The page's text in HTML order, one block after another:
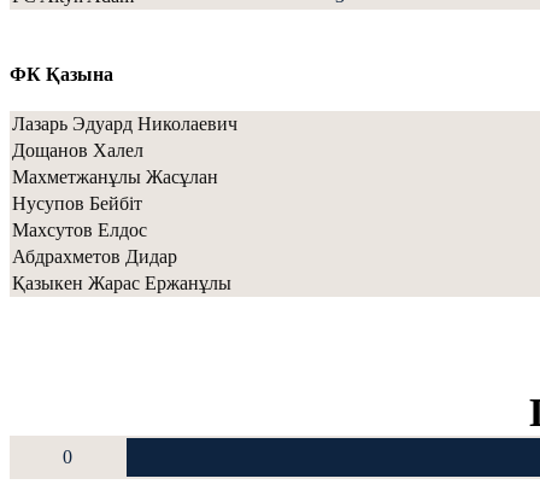
ФК Қазына
Лазарь Эдуард Николаевич
Дощанов Халел
Махметжанұлы Жасұлан
Нусупов Бейбіт
Махсутов Елдос
Абдрахметов Дидар
Қазыкен Жарас Ержанұлы
0